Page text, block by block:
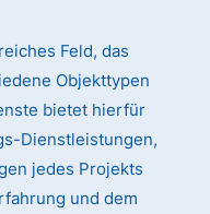
Feld, das
Objekttypen
bietet hierfür
Dienstleistungen,
jedes Projekts
und dem